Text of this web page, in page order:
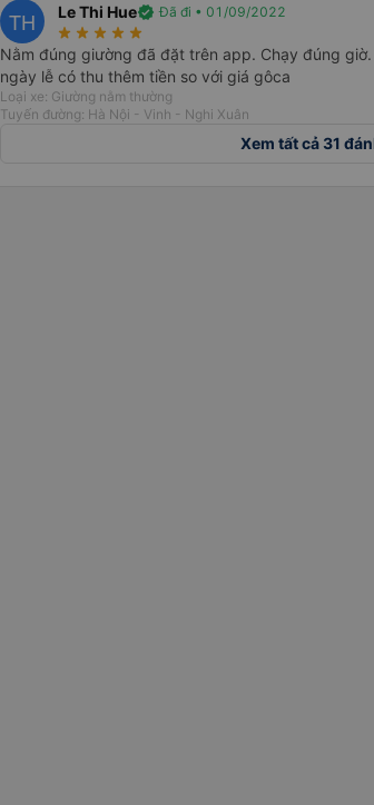
TH Le Thi Hueverified Đã đi • 01/09/2022
star_rate star_rate star_rate star_rate star_rate
Nằm đúng giường đã đặt trên app. Chạy đúng
ngày lễ có thu thêm tiền so với giá gôca
Loại xe: Giường nằm thường
Tuyến đường: Hà Nội - Vinh - Nghi Xuân
Xem tất cả 31